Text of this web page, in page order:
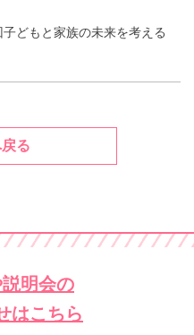
どもと家族の未来を考える
る
明会の
はこちら